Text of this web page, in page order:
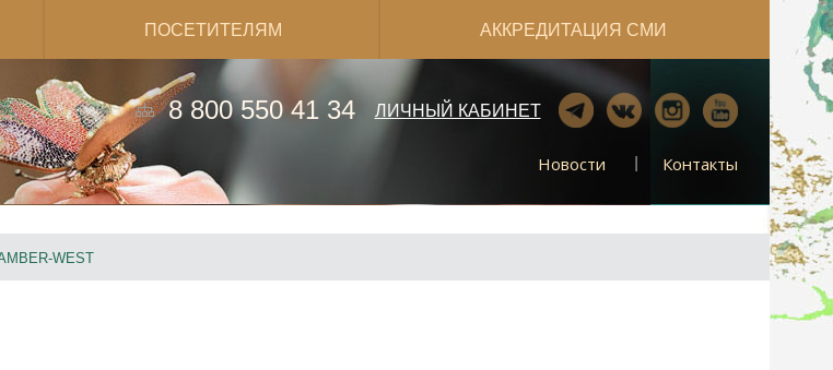
ПОСЕТИТЕЛЯМ АККРЕДИТАЦИЯ СМИ
8 800 550 41 34 ЛИЧНЫЙ КАБИНЕТ
Новости Контакты
WEST